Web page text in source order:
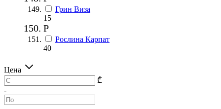
Грин Виза
15
Р
Рослина Карпат
40
Цена
₾
-